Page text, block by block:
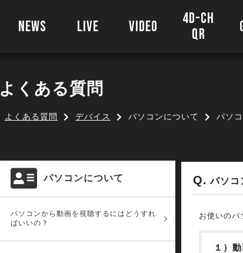
NEWS LIVE VIDEO
4D-CH
QR
よくある質問
よくある質問 デバイス パソコンについて パソ
パソコンについて
パソコンから動画を視聴するにはどうすれ
ばいいの？
パソコ
お使いのパ
１）